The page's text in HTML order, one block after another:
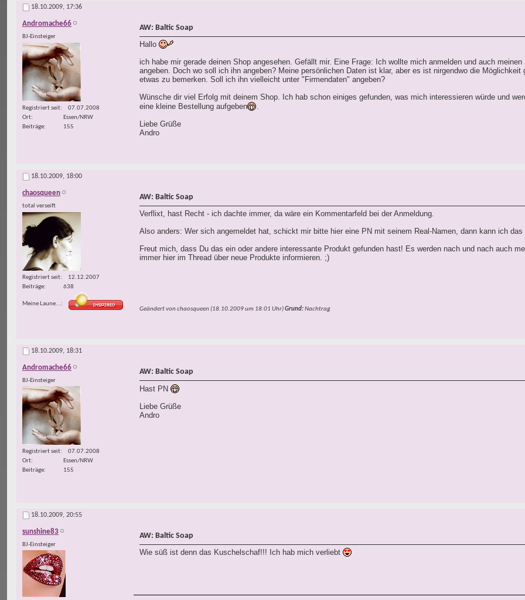
18.10.2009, 17:36
Andromache66
BJ-Einsteiger
Registriert seit
07.07.2008
Ort
Essen/NRW
Beiträge
155
AW: Baltic Soap
Hallo
ich habe mir gerade deinen Shop angesehen. Gefällt mir. Eine Frage: Ich wollte mich anmelden und auch meinen
angeben. Doch wo soll ich ihn angeben? Meine persönlichen Daten ist klar, aber es ist nirgendwo die Möglichkeit
etwas zu bemerken. Soll ich ihn vielleicht unter "Firmendaten" angeben?
Wünsche dir viel Erfolg mit deinem Shop. Ich hab schon einiges gefunden, was mich interessieren würde und
eine kleine Bestellung aufgeben
.
Liebe Grüße
Andro
18.10.2009, 18:00
chaosqueen
total verseift
Registriert seit
12.12.2007
Beiträge
638
Meine Laune...
AW: Baltic Soap
Verflixt, hast Recht - ich dachte immer, da wäre ein Kommentarfeld bei der Anmeldung.
Also anders: Wer sich angemeldet hat, schickt mir bitte hier eine PN mit seinem Real-Namen, dann kann ich
Freut mich, dass Du das ein oder andere interessante Produkt gefunden hast! Es werden nach und nach auch
immer hier im Thread über neue Produkte informieren. ;)
Geändert von chaosqueen (18.10.2009 um 18:01 Uhr)Grund:Nachtrag
18.10.2009, 18:31
Andromache66
BJ-Einsteiger
Registriert seit
07.07.2008
Ort
Essen/NRW
Beiträge
155
AW: Baltic Soap
Hast PN
Liebe Grüße
Andro
18.10.2009, 20:55
sunshine83
BJ-Einsteiger
AW: Baltic Soap
Wie süß ist denn das Kuschelschaf!!! Ich hab mich verliebt